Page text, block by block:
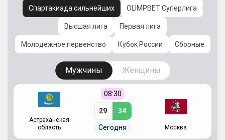
Спартакиада сильнейших OLIMPBET Суперлига
Высшая лига Первая лига
Молодежное первенство Кубок России Сборные
Мужчины Женщины
Астраханская
область
08:30
29 34
Сегодня Москва